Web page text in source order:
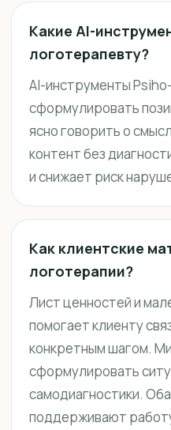
Какие AI-
логотерапевту?
AI-инструменты
сформулировать
ясно говорить о
контент без
и снижает риск
Как клиентские
логотерапии?
Лист ценностей и
помогает клиенту
конкретным шагом.
сформулировать
самодиагностики.
поддерживают